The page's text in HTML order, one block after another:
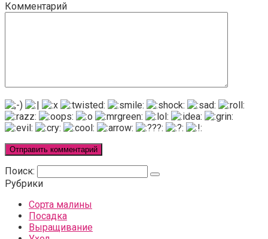
Комментарий
Поиск:
Рубрики
Сорта малины
Посадка
Выращивание